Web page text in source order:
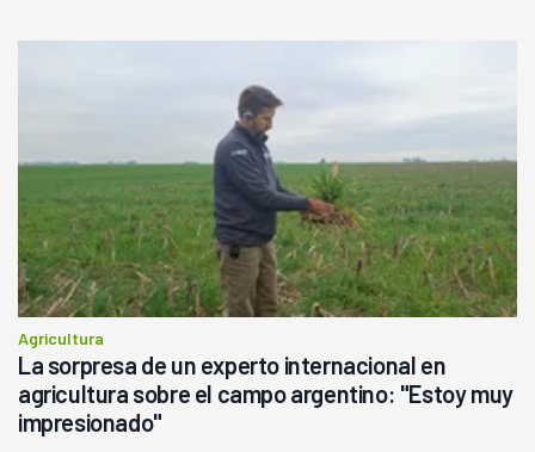
Agricultura
La sorpresa de un experto internacional en
agricultura sobre el campo argentino: "Estoy muy
impresionado"